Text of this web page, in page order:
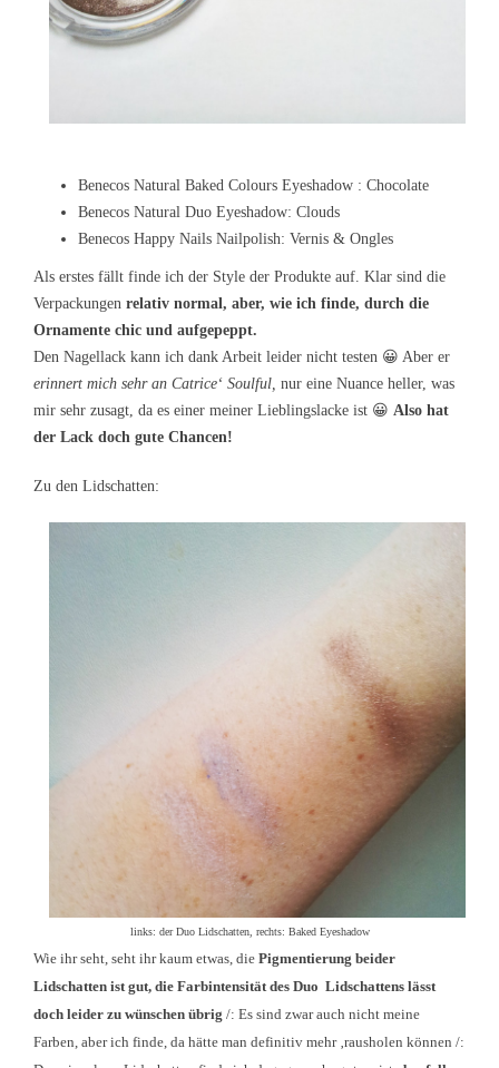
Benecos Natural Baked Colours Eyeshadow : Chocolate
Benecos Natural Duo Eyeshadow: Clouds
Benecos Happy Nails Nailpolish: Vernis & Ongles
Als erstes fällt finde ich der Style der Produkte auf. Klar sind die
Verpackungen relativ normal, aber, wie ich finde, durch die
Ornamente chic und aufgepeppt.
Den Nagellack kann ich dank Arbeit leider nicht testen 😀 Aber er
erinnert mich sehr an Catrice‘ Soulful, nur eine Nuance heller, was
mir sehr zusagt, da es einer meiner Lieblingslacke ist 😀 Also hat
der Lack doch gute Chancen!
Zu den Lidschatten:
links: der Duo Lidschatten, rechts: Baked Eyeshadow
Wie ihr seht, seht ihr kaum etwas, die Pigmentierung beider
Lidschatten ist gut, die Farbintensität des Duo Lidschattens lässt
doch leider zu wünschen übrig /: Es sind zwar auch nicht meine
Farben, aber ich finde, da hätte man definitiv mehr ‚rausholen können /: